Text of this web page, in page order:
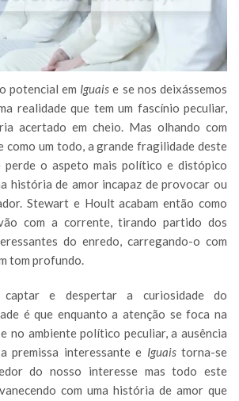
potencial em Iguaise se nos deixássemos
realidade que tem um fascínio peculiar,
acertado em cheio. Mas olhando com
como um todo, a grande fragilidade deste
perde o aspeto mais político e distópico
história de amor incapaz de provocar ou
Stewart e Hoult acabam então como
com a corrente, tirando partido dos
do enredo, carregando-o com
tom profundo.
captar e despertar a curiosidade do
é que enquanto a atenção se foca na
no ambiente político peculiar, a ausência
premissa interessante e Iguais torna-se
do nosso interesse mas todo este
com uma história de amor que